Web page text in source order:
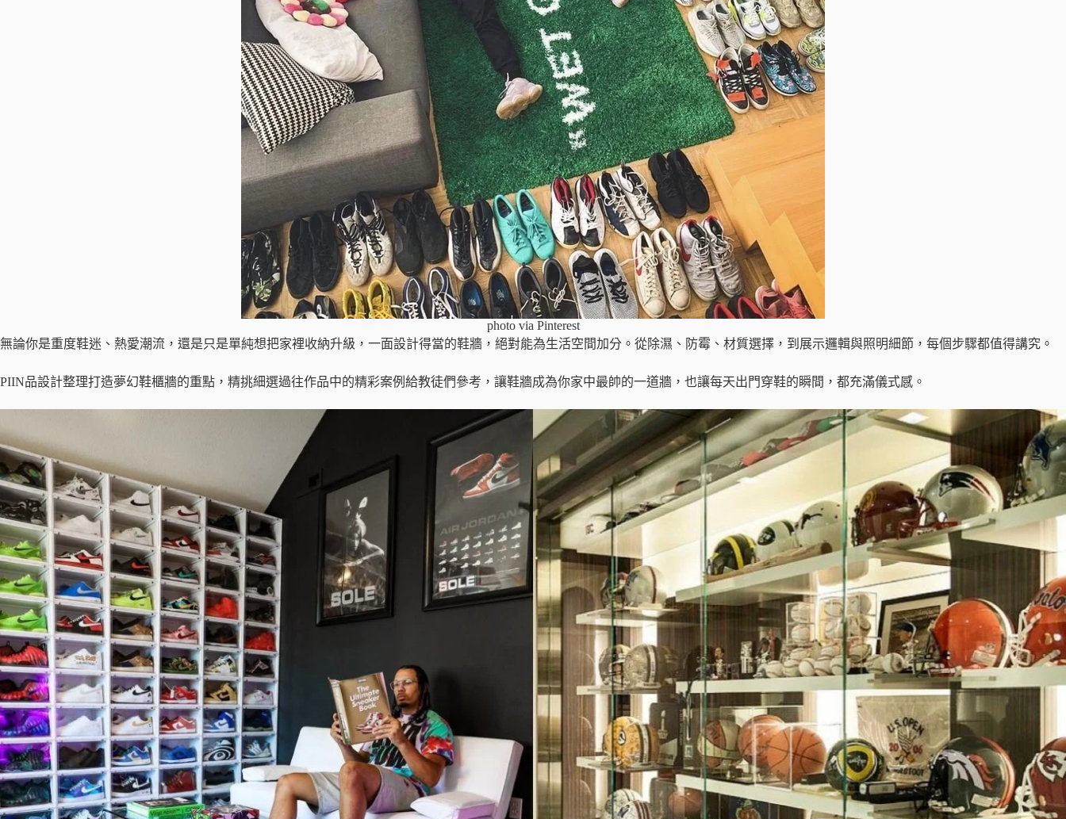
photo via Pinterest
無論你是重度鞋迷、熱愛潮流，還是只是單純想把家裡收納升級，一面設計得當的鞋牆，絕對能為生活空間加分。從除濕、防霉、材質選擇，到展示邏輯與照明細節，每個步驟都值得講究。
PIIN品設計整理打造夢幻鞋櫃牆的重點，精挑細選過往作品中的精彩案例給教徒們參考，讓鞋牆成為你家中最帥的一道牆，也讓每天出門穿鞋的瞬間，都充滿儀式感。